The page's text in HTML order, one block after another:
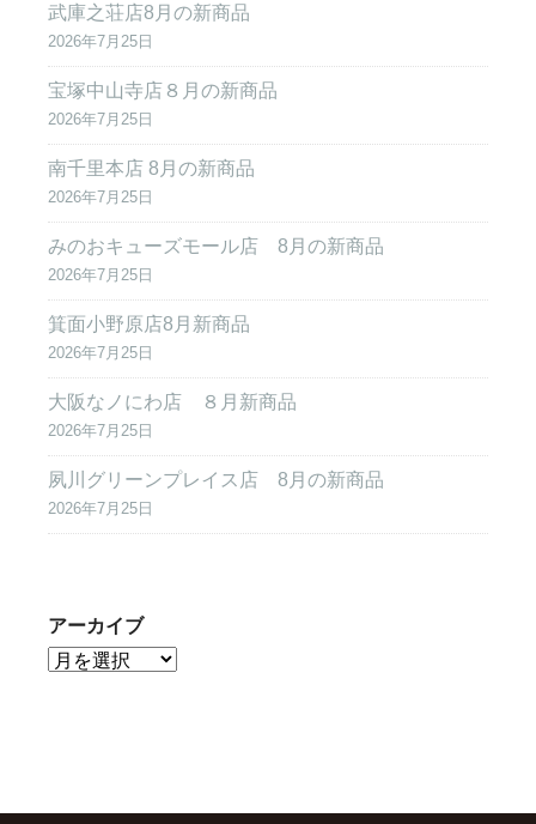
武庫之荘店8月の新商品
2026年7月25日
宝塚中山寺店８月の新商品
2026年7月25日
南千里本店 8月の新商品
2026年7月25日
みのおキューズモール店 8月の新商品
2026年7月25日
箕面小野原店8月新商品
2026年7月25日
大阪なノにわ店 ８月新商品
2026年7月25日
夙川グリーンプレイス店 8月の新商品
2026年7月25日
アーカイブ